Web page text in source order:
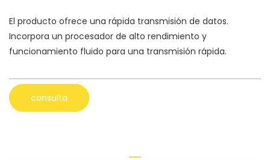
El producto ofrece una rápida transmisión de datos.
Incorpora un procesador de alto rendimiento y
funcionamiento fluido para una transmisión rápida.
consulta